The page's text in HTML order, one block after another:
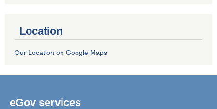
Location
Our Location on Google Maps
eGov services